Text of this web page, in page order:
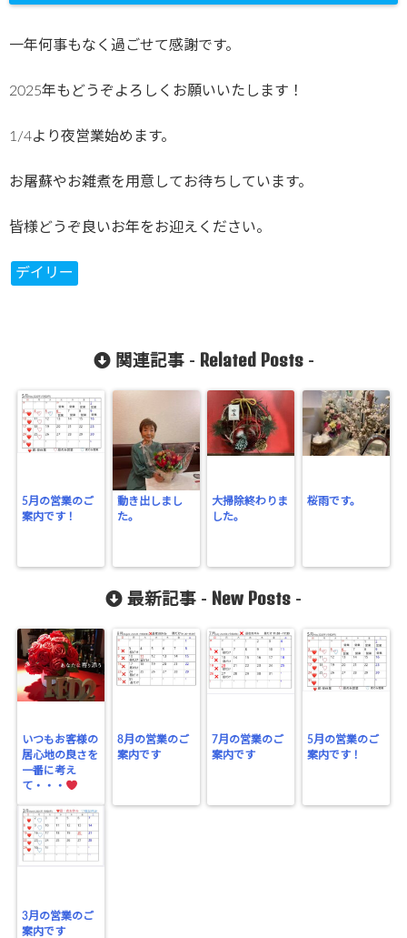
一年何事もなく過ごせて感謝です。
2025年もどうぞよろしくお願いいたします！
1/4より夜営業始めます。
お屠蘇やお雑煮を用意してお待ちしています。
皆様どうぞ良いお年をお迎えください。
デイリー
関連記事 - Related Posts-
5月の営業のご
案内です！
動き出しまし
た。
大掃除終わりま
した。
桜雨です。
最新記事 - New Posts -
いつもお客様の
居心地の良さを
一番に考え
て・・・
8月の営業のご
案内です
7月の営業のご
案内です
5月の営業のご
案内です！
3月の営業のご
案内です